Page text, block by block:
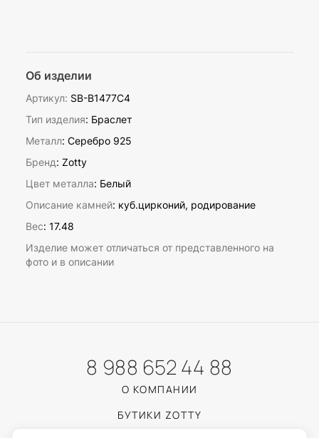
Об изделии
Артикул: SB-B1477C4
Тип изделия: Браслет
Металл: Серебро 925
Бренд: Zotty
Цвет металла: Белый
Описание камней: куб.цирконий, родирование
Вес: 17.48
Изделие может отличаться от представленного на
фото и в описании
8 988 652 44 88
О КОМПАНИИ
БУТИКИ ZOTTY